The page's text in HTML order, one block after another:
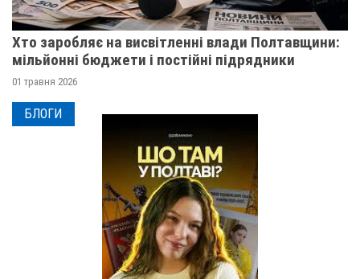
Хто заробляє на висвітленні влади Полтавщини:
мільйонні бюджети і постійні підрядники
01 травня 2026
БЛОГИ